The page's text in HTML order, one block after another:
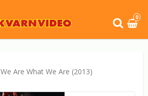
0
We Are What We Are (2013)